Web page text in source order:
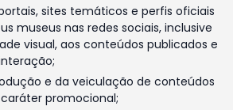
sites temáticos e perfis oficiais
museus nas redes sociais, inclusive
visual, aos conteúdos publicados e
e da veiculação de conteúdos
promocional;